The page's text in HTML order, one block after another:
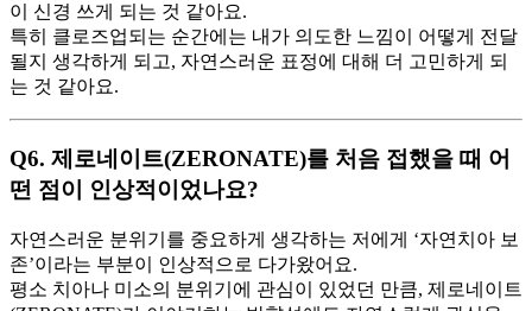
이 신경 쓰게 되는 것 같아요.
특히 클로즈업되는 순간에는 내가 의도한 느낌이 어떻게 전달
될지 생각하게 되고, 자연스러운 표정에 대해 더 고민하게 되
는 것 같아요.
Q6. 제로네이트(ZERONATE)를 처음 접했을 때 어
떤 점이 인상적이었나요?
자연스러운 분위기를 중요하게 생각하는 저에게 ‘자연치아 보
존’이라는 부분이 인상적으로 다가왔어요.
평소 치아나 미소의 분위기에 관심이 있었던 만큼, 제로네이트